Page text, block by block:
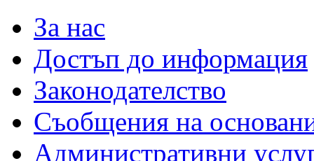
За нас
Достъп до информация
Законодателство
Съобщения на
Административни